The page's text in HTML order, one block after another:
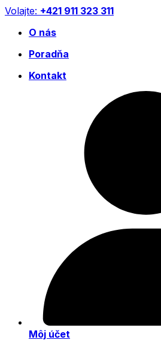
Preskočiť
obsah
Volajte: +421 911 323 311
O nás
Poradňa
Kontakt
Môj účet